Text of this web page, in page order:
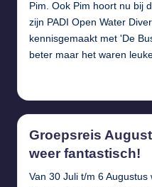
Pim. Ook Pim hoort nu bij
zijn PADI Open Water
kennisgemaakt met 'De
beter maar het waren
Groepsreis
weer fantastisch!
Van 30 Juli t/m 6